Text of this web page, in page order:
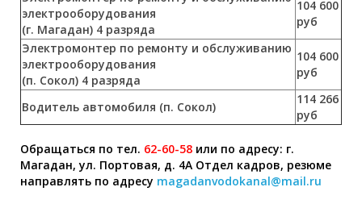
электрооборудования
(г. Магадан) 4 разряда
104 600
руб
Электромонтер по ремонту и обслуживанию
электрооборудования
(п. Сокол) 4 разряда
104 600
руб
Водитель автомобиля (п. Сокол)
114 266
руб
Обращаться по тел. 62-60-58 или по адресу: г.
Магадан, ул. Портовая, д. 4А Отдел кадров, резюме
направлять по адресу magadanvodokanal@mail.ru